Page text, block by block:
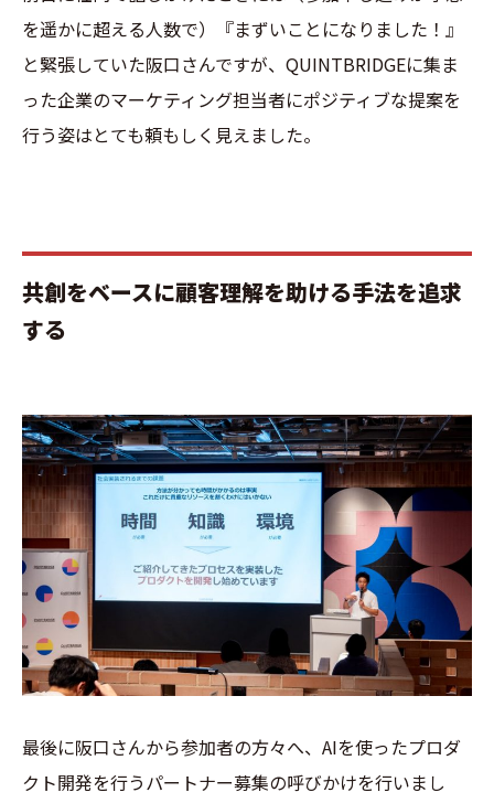
を遥かに超える人数で）『まずいことになりました！』
と緊張していた阪口さんですが、QUINTBRIDGEに集ま
った企業のマーケティング担当者にポジティブな提案を
行う姿はとても頼もしく見えました。
共創をベースに顧客理解を助ける手法を追求
する
最後に阪口さんから参加者の方々へ、AIを使ったプロダ
クト開発を行うパートナー募集の呼びかけを行いまし